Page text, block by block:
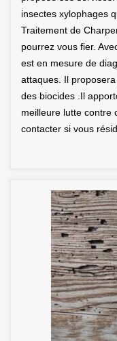
insectes xylophages
Traitement de
pourrez vous fier.
est en mesure de
attaques. Il
des biocides .Il
meilleure lutte contre
contacter si vous